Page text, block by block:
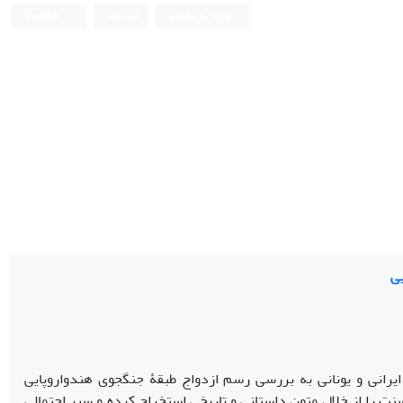
و یونانی به بررسی رسم ازدواج طبقۀ جنگجوی هندواروپایی